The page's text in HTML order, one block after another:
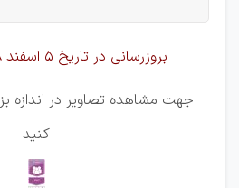
بروزرسانی در تاریخ 5 اسفند 98
جهت مشاهده تصاویر در اندازه
کنید